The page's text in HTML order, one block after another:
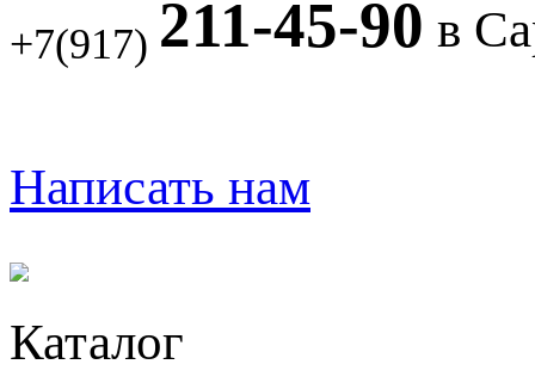
+7(917) 211-45-90 в
Написать нам
Каталог